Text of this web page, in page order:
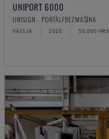
UNIPORT 6000
UNISIGN - PORTĀLFREZMAŠĪNA
VĀCIJA 2010 55.000 HRS